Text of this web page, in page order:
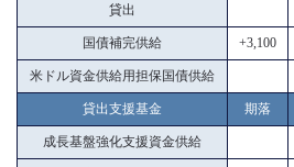
貸出
国債補完供給 +3,100
米ドル資金供給用担保国債供給
貸出支援基金 期落
成長基盤強化支援資金供給